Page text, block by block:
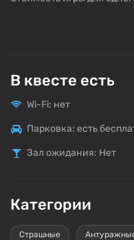
В квесте есть
Wi-Fi: нет
Парковка: есть
Зал ожидания: Нет
Категории
Страшные